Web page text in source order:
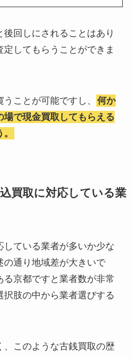
回しにされることはあり
定してもらうことができま
ことが可能ですし、
何か
場で現金買取してもらえる
買取に対応している業
している業者が多いか少な
の通り地域差が大きいで
京都ですと業者数が非常
択肢の中から業者選びする
、このような古銭買取の歴